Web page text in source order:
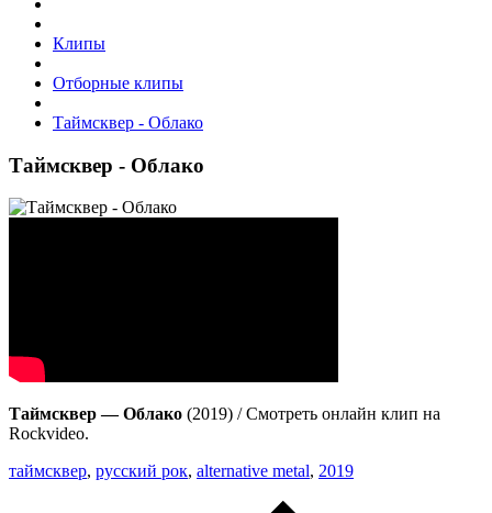
Клипы
Отборные клипы
Таймсквер - Облако
Таймсквер - Облако
Таймсквер — Облако (2019) / Смотреть онлайн клип на
Rockvideo.
таймсквер, русский рок, alternative metal, 2019